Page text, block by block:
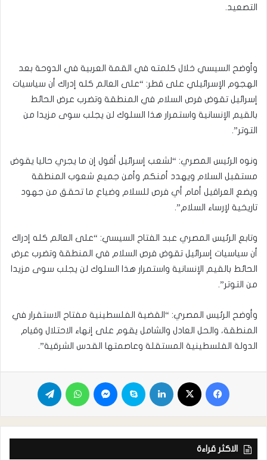
التصعيد.
وأوضح السيسي خلال كلمته في القمة العربية في الدوحة بعد
الهجوم الإسرائيلي على قطر: “على العالم كله إدراك أن سياسيات
إسرائيل تقوض فرص السلام في المنطقة وتضرب عرض الحائط
بالقيم الإنسانية واستمرار هذا السلوك لن يجلب سوى مزيدا من
التوتر”.
ونوه الرئيس المصري: “لشعب إسرائيل أقول إن ما يجري حاليا يقوض
مستقبل السلام ويهدد أمنكم وأمن جميع شعوب المنطقة
ويضع العراقيل أمام أي فرص للسلام وضياع ما تحقق من جهود
تاريخية لإرساء السلام”.
وتابع الرئيس المصري عبد الفتاح السيسي: “على العالم كله إدراك
أن سياسيات إسرائيل تقوض فرص السلام في المنطقة وتضرب عرض
الحائط بالقيم الإنسانية واستمرار هذا السلوك لن يجلب سوى مزيدا
من التوتر”.
وأوضح الرئيس المصري: “القضية الفلسطينية مفتاح الاستقرار في
المنطقة، والحل العادل والشامل يقوم على إنهاء الاحتلال وقيام
الدولة الفلسطينية المستقلة وعاصمتها القدس الشرقية”.
الاكثر قراءة